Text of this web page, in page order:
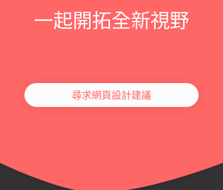
一起開拓全新視野
尋求網頁設計建議